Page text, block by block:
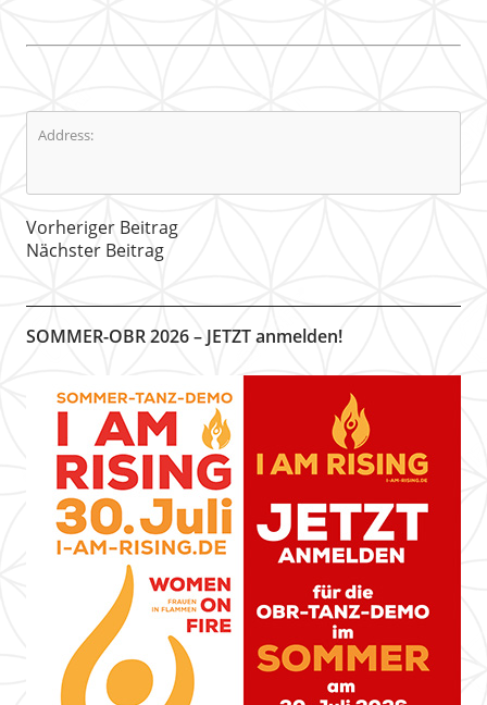
Address:
Vorheriger Beitrag
Nächster Beitrag
SOMMER-OBR 2026 – JETZT anmelden!